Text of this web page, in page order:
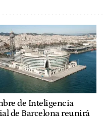
de Inteligencia
de Barcelona reunirá